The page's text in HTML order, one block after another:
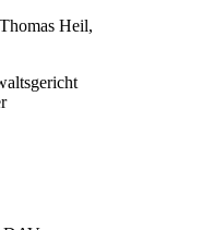
Heil,